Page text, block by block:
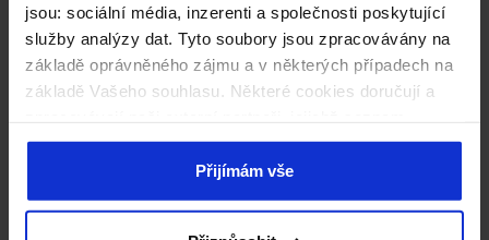
jsou: sociální média, inzerenti a společnosti poskytující
služby analýzy dat. Tyto soubory jsou zpracovávány na
základě oprávněného zájmu a v některých případech na
základě Vašeho souhlasu. Některé cookies doručují a
naleznete níže. Kliknutím na „Přijímám vše“ souhlasíte s
naším používáním všech výše uvedených typů souborů
cookie (cookies). Pokud kliknete na tlačítko „Odmítám
Přijímám vše
Bílá barva
Možnost potisku zepředu i zezadu
Trička z žebrované látky
Límec 1,2 cm
Částečně přizpůsobena - Semi-Fitted
Rukáv s dvojitým prošíváním a dvojité spodní lemy
Ramena a podpaží s přizpůsobeným střihem Euro